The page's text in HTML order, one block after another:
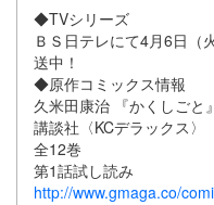
◆TVシリーズ
ＢＳ日テレにて4月6日（
送中！
◆原作コミックス情報
久米田康治 『かくしごと』
講談社〈KCデラックス〉
全12巻
第1話試し読み
http://www.gmaga.co/